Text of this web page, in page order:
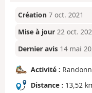
Création 7 oct. 2021
Mise à jour 22 oct.
Dernier avis 14 mai
Activité :
Distance : 13,52